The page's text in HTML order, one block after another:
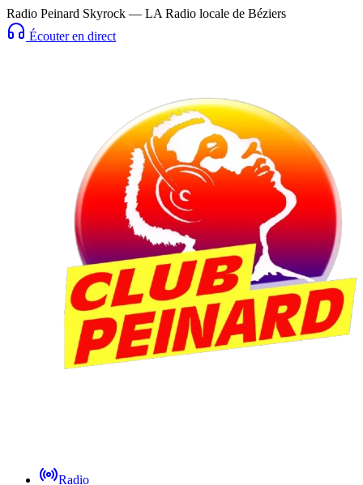
Radio Peinard Skyrock — LA Radio locale de Béziers
Écouter en direct
Radio